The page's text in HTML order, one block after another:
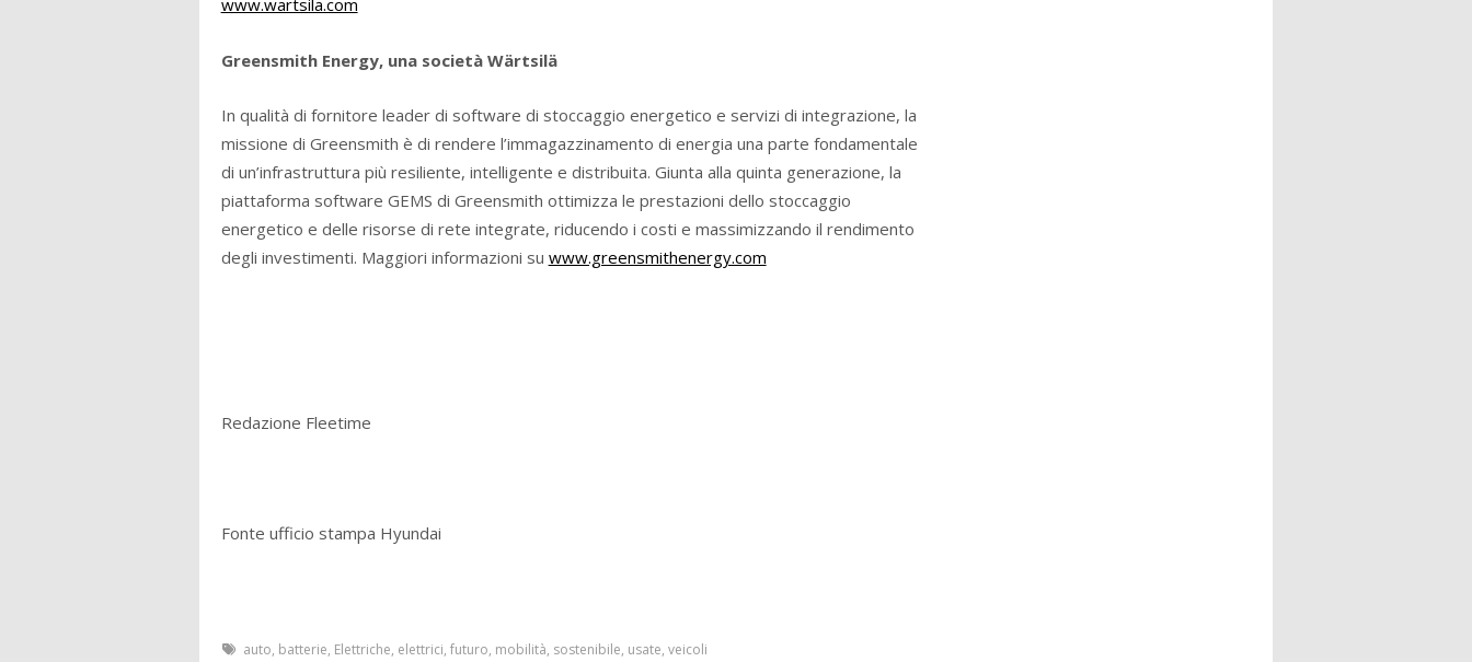
www.wartsila.com
Greensmith Energy, una società Wärtsilä
In qualità di fornitore leader di software di stoccaggio energetico e servizi di integrazione, la
missione di Greensmith è di rendere l’immagazzinamento di energia una parte fondamentale
di un’infrastruttura più resiliente, intelligente e distribuita. Giunta alla quinta generazione, la
piattaforma software GEMS di Greensmith ottimizza le prestazioni dello stoccaggio
energetico e delle risorse di rete integrate, riducendo i costi e massimizzando il rendimento
degli investimenti. Maggiori informazioni su www.greensmithenergy.com
Redazione Fleetime
Fonte ufficio stampa Hyundai
auto, batterie, Elettriche, elettrici, futuro, mobilità, sostenibile, usate, veicoli